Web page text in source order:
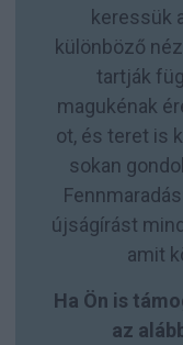
keressük
különböző
tartják
magukénak
ot, és teret is
sokan
újságírást
amit
Ha Ön is
az